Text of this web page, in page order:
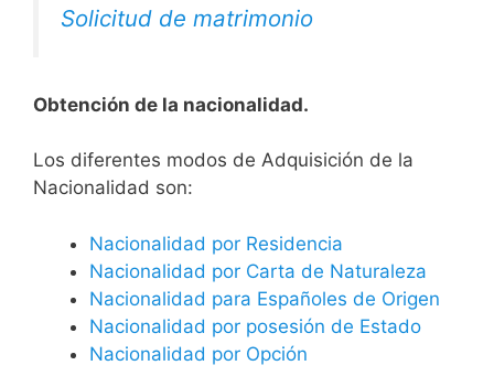
Solicitud de matrimonio
Obtención de la nacionalidad.
​​​Los diferentes modos de Adquisición de la
Nacionalidad son:
Nacionalidad por Residencia
Nacionalidad por Carta de Naturaleza
Nacionalidad para Españoles de Origen
Nacionalidad por posesión de Estado
Nacionalidad por Opción